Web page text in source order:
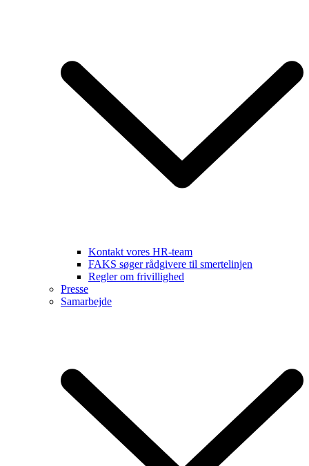
Kontakt vores HR-team
FAKS søger rådgivere til smertelinjen
Regler om frivillighed
Presse
Samarbejde